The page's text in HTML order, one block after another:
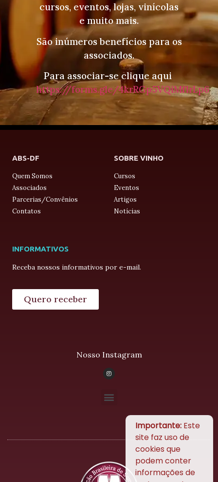
cursos, eventos, lojas, vinícolas
e muito mais.
São inúmeros benefícios para os
associados.
Para associar-se clique aqui
https://forms.gle/4krRGp5VQiMf1rLp6
ABS-DF
Quem Somos
Associados
Parcerias/Convênios
Contatos
SOBRE VINHO
Cursos
Eventos
Artigos
Notícias
INFORMATIVOS
Receba nossos informativos por e-mail.
Quero receber
Nosso Instagram
Importante: Este
site faz uso de
cookies que
podem conter
informações de